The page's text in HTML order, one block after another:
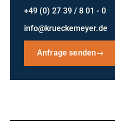
+49 (0) 27 39 / 8 01 - 0
info@krueckemeyer.de
Anfrage senden→